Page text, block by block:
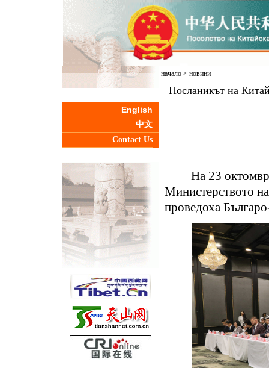
English
中文
Contact Us
начало> новини
Посланикът на
На 23 октомври
Министерството
проведоха